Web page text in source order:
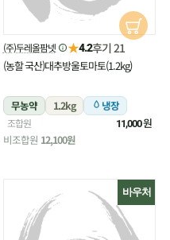
(주)두레올팜넷 ★4.2후기 21
(농할 국산)대추방울토마토(1.2kg)
무농약 1.2kg 냉장
조합원 11,000원
비조합원 12,100원
바우처